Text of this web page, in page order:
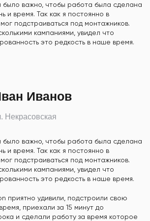
было важно, чтобы работа была сделана
и время. Так как я постоянно в
подстраиваться под монтажников.
кампаниями, увидел что
это редкость в наше время.
Иванов
Некрасовская
было важно, чтобы работа была сделана
и время. Так как я постоянно в
подстраиваться под монтажников.
кампаниями, увидел что
это редкость в наше время.
приятно удивили, подстроили свою
приехали за 15 минут до
и сделали работу за время которое